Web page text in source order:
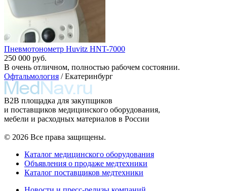
Пневмотонометр Huvitz HNT-7000
250 000 руб.
В очень отличном, полностью рабочем состоянии.
Офтальмология / Екатеринбург
B2B площадка для закупщиков
и поставщиков медицинского оборудования,
мебели и расходных материалов в России
© 2026 Все права защищены.
Каталог медицинского оборудования
Объявления о продаже медтехники
Каталог поставщиков медтехники